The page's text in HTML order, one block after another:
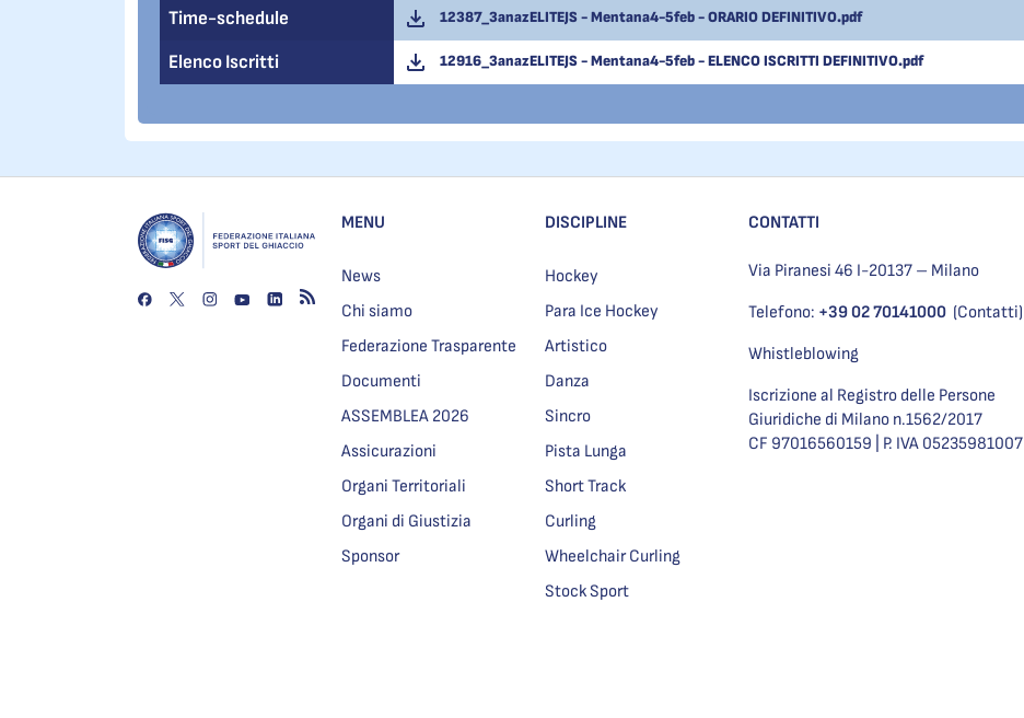
Time-schedule 12387_3anazELITEJS - Mentana4-5feb - ORARIO DEFINITIVO.pdf
Elenco Iscritti 12916_3anazELITEJS - Mentana4-5feb - ELENCO ISCRITTI DEFINITIVO.pdf
MENU
News
Chi siamo
Federazione Trasparente
Documenti
ASSEMBLEA 2026
Assicurazioni
Organi Territoriali
Organi di Giustizia
Sponsor
DISCIPLINE
Hockey
Para Ice Hockey
Artistico
Danza
Sincro
Pista Lunga
Short Track
Curling
Wheelchair Curling
Stock Sport
CONTATTI
Via Piranesi 46 I-20137 – Milano
Telefono: +39 02 70141000 (Contatti)
Whistleblowing
Iscrizione al Registro delle Persone
Giuridiche di Milano n.1562/2017
CF 97016560159 | P. IVA 05235981007